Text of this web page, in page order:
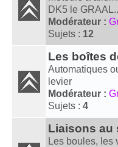
DK5 le
Modérateur :
Sujets : 12
Les boîtes
Automatiques
levier
Modérateur :
Sujets : 4
Liaisons au
Les boules, les